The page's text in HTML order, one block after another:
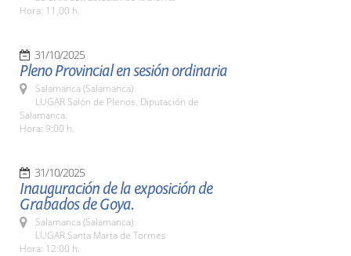
Hora: 11,00 h.
31/10/2025
Pleno Provincial en sesión ordinaria
Salamanca (Salamanca)
LUGAR Salón de Plenos. Diputación de
Salamanca.
Hora: 9:00 h.
31/10/2025
Inauguración de la exposición de
Grabados de Goya.
Salamanca (Salamanca)
LUGAR Santa Marta de Tormes
Hora: 12:00 h.